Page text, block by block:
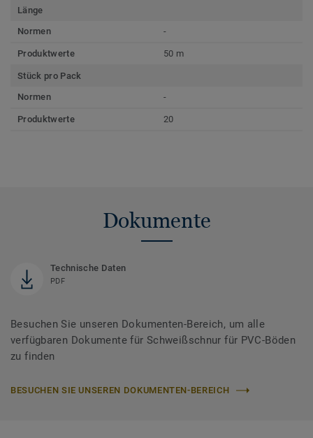
Länge
Normen
-
Produktwerte 50 m
Stück pro Pack
Normen
-
Produktwerte 20
Dokumente
Technische Daten
PDF
Besuchen Sie unseren Dokumenten-Bereich, um alle
verfügbaren Dokumente für Schweißschnur für PVC-Böden
zu finden
BESUCHEN SIE UNSEREN DOKUMENTEN-BEREICH